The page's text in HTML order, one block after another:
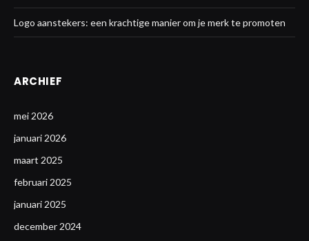
Logo aanstekers: een krachtige manier om je merk te promoten
ARCHIEF
mei 2026
januari 2026
maart 2025
februari 2025
januari 2025
december 2024